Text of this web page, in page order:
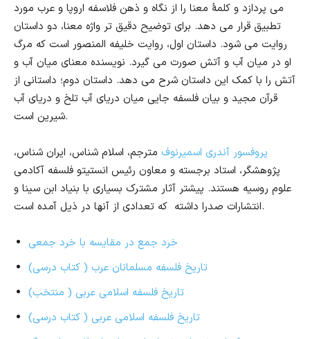
می پردازد و کلمۀ معنا را از نگاه و ذهن فلاسفه اروپا و عرب مورد
تطبیق قرار می دهد. برای توضیح دقیق تر واژه معنا، دو داستان
روایت می شود. داستان اول، روایت خلیفه المنصور است که مرگ
او در میان آب و آتش صورت می گیرد. نویسنده معنای میان آب و
آتش را با کمک این داستان شرح می دهد. داستان دوم؛ داستانی از
قرآن مجید و بیان فلسفه جایی میان دریای آب تلخ و دریای آب
شیرین است.
پروفسور آندری اسمیرنوف مترجم، اسلام شناس، ایران شناس،
پژوهشگر، استاد برجسته و معاون رئیس انستیتو فلسفه آکادمی
علوم روسیه هستند. پیشتر آثار مشترک بسیاری با بنیاد ابن سینا و
انتشارات صدرا داشته که تعدادی از آنها در ذیل آمده است.
خرد جمع در مقایسه با خرد جمعی
تاریخ فلسفه مسلمانان عرب ( کتاب درسی)
تاریخ فلسفه اسلامی عربی ( منتخب)
تاریخ فلسفه اسلامی عربی ( کتاب درسی)